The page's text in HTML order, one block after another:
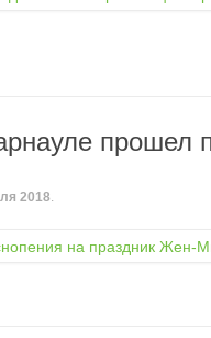
прошел
2018.